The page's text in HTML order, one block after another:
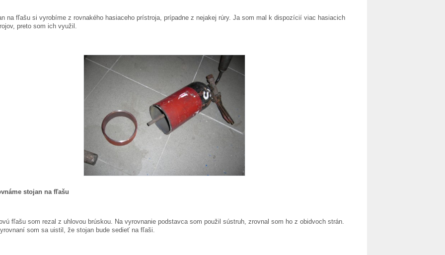
na fľašu si vyrobíme z rovnakého hasiaceho prístroja, prípadne z nejakej rúry. Ja som mal k dispozícií viac hasiacich
preto som ich využil.
stojan na fľašu
fľašu som rezal z uhlovou brúskou. Na vyrovnanie podstavca som použil sústruh, zrovnal som ho z obidvoch strán.
som sa uistil, že stojan bude sedieť na fľaši.